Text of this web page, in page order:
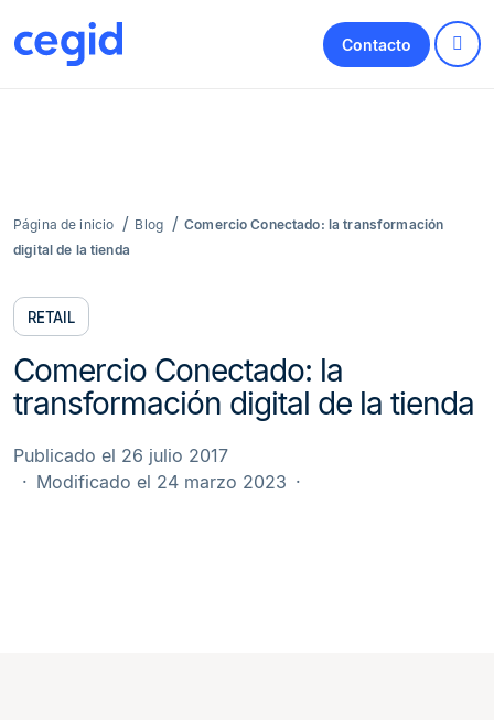
Contacto
Página de inicio Blog
Comercio Conectado: la transformación
digital de la tienda
RETAIL
Comercio Conectado: la
transformación digital de la tienda
Publicado el 26 julio 2017
Modificado el 24 marzo 2023